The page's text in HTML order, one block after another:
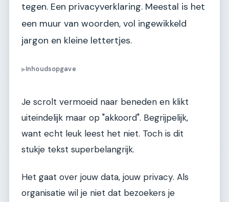
tegen. Een privacyverklaring. Meestal is het
een muur van woorden, vol ingewikkeld
jargon en kleine lettertjes.
▶Inhoudsopgave
Je scrolt vermoeid naar beneden en klikt
uiteindelijk maar op "akkoord". Begrijpelijk,
want echt leuk leest het niet. Toch is dit
stukje tekst superbelangrijk.
Het gaat over jouw data, jouw privacy. Als
organisatie wil je niet dat bezoekers je